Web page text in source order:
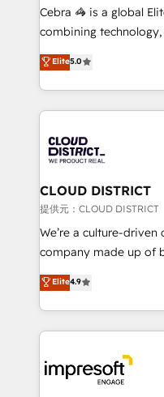
boost with a new HubSpot site
🏆 HubSpot Platform
Inbound Campaign of
Award for Best
Cebra 🦓 is a global
combining
expertise across Latin
Europe, with teams
we combine local
help businesses grow
500+ HubSpot
end solutions that
inbound and loop
creativity. Our
Portuguese, and
that drive measurable growth. 🌎
Platform Migration
Year LATAM 2022,
business with
you grow faster,
Elite5.0
CLOUD DISTRICT
提供元：CLOUD DISTRICT
We’re a culture-
company made up of
thinkers. We blend
development—always
ideas, opportunities,
experiences. To us,
and—most
into bold ideas and
Elite4.9